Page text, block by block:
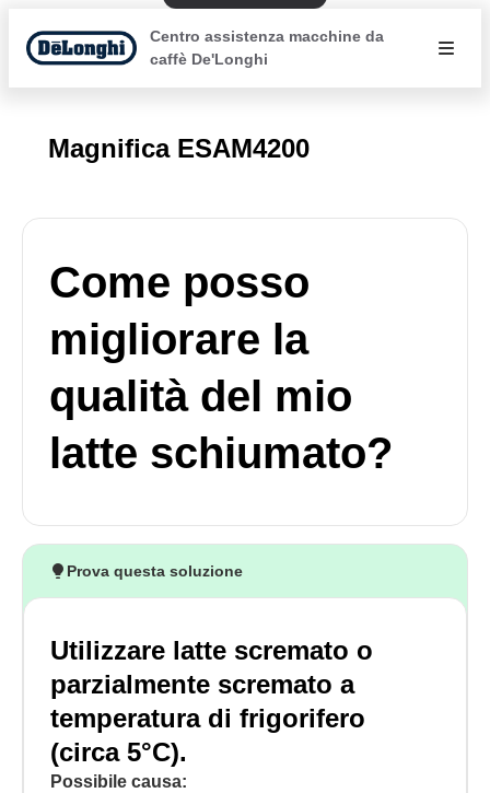
Centro assistenza macchine da
caffè De'Longhi
Magnifica ESAM4200
Come posso
migliorare la
qualità del mio
latte schiumato?
Prova questa soluzione
Utilizzare latte scremato o
parzialmente scremato a
temperatura di frigorifero
(circa 5°C).
Possibile causa: